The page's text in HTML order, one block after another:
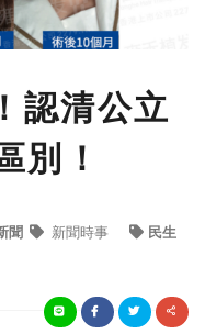
認清公立
別！
聞 新聞時事 民生